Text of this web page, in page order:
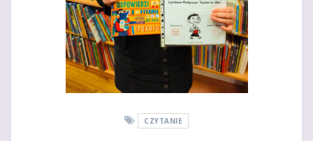
CZYTANIE